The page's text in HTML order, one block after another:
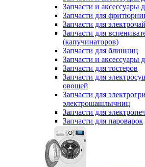
Запчасти и аксессуары
Запчасти для
Запчасти для
Запчасти для
(капучинаторов)
Запчасти для блинниц
Запчасти и аксессуары
Запчасти для тостеров
Запчасти для
овощей
Запчасти для
электрошашлычниц
Запчасти для
Запчасти для пароварок